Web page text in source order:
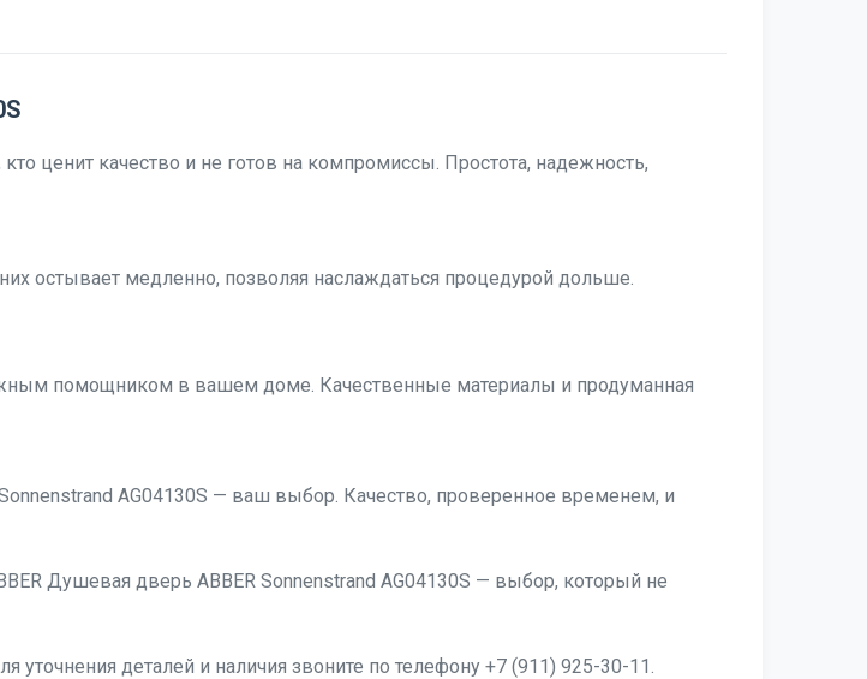
ценит качество и не готов на компромиссы. Простота, надежность,
остывает медленно, позволяя наслаждаться процедурой дольше.
помощником в вашем доме. Качественные материалы и продуманная
AG04130S — ваш выбор. Качество, проверенное временем, и
Душевая дверь ABBER Sonnenstrand AG04130S — выбор, который не
уточнения деталей и наличия звоните по телефону +7 (911) 925-30-11.